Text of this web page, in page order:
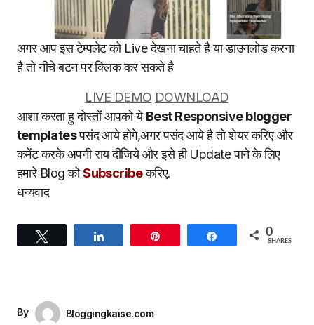
अगर आप इस टेम्पलेट को Live देखना चाहते है या डाउनलोड करना
है तो नीचे बटन पर क्लिक कर सकते है
LIVE DEMO DOWNLOAD
आशा करता हु दोस्तों आपको येBest Responsive blogger
templatesपसंद आये होगे,अगर पसंद आये है तो शेयर करिए और
कमेंट करके अपनी राय दीजिये और इसे ही Update पाने के लिए
हमारे Blog कोSubscribeकरिए.
धन्यवाद
0
SHARES
By Bloggingkaise.com